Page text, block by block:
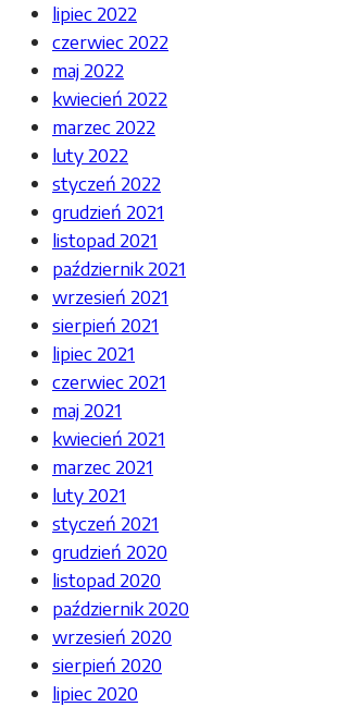
lipiec 2022
czerwiec 2022
maj 2022
kwiecień 2022
marzec 2022
luty 2022
styczeń 2022
grudzień 2021
listopad 2021
październik 2021
wrzesień 2021
sierpień 2021
lipiec 2021
czerwiec 2021
maj 2021
kwiecień 2021
marzec 2021
luty 2021
styczeń 2021
grudzień 2020
listopad 2020
październik 2020
wrzesień 2020
sierpień 2020
lipiec 2020